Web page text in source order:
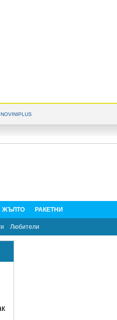
NOVINIPLUS
ЖЪЛТО РАКЕТНИ
Любители